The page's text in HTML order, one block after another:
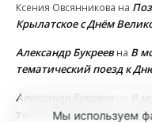
Ксения Овсянникова на
Крылатское с Днём
Александр Букреевна В
тематический поезд к
Александр Букреев
В
тематический поезд к
Мы используем